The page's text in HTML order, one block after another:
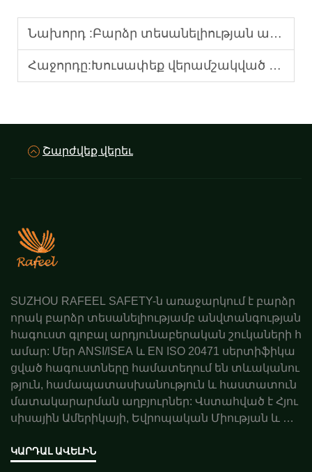
Նախորդ :Բարձր տեսանելիության անձրևի հագուստից ջուրը թափեք ներքաշվելուց առաջ, երբ ներխուժում եք ներքին տարածքներ:
Հաջորդը:Խուսափեք վերամշակված պոլիէսթերից պատրաստված աշխատանքային հագուստը բարձր ջերմաստիճանում ճեղքելուց։
Շարժվեք վերեւ
SUZHOU RAFEEL SAFETY-ն առաջարկում է բարձր
որակ բարձր տեսանելիությամբ անվտանգության
հագուստ գլոբալ արդյունաբերական շուկաների հ
ամար: Մեր ANSI/ISEA և EN ISO 20471 սերտիֆիկա
ցված հագուստները համատեղում են տևականու
թյուն, համապատասխանություն և հաստատուն
մատակարարման աղբյուրներ: Վստահված է Հյու
սիսային Ամերիկայի, Եվրոպական Միության և Ավ
ռաջարկ այսօր:
ԿԱՐԴԱԼ ԱՎԵԼԻՆ